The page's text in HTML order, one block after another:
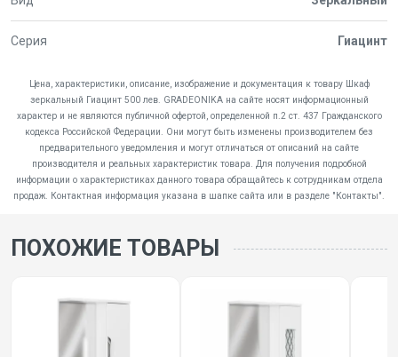
Серия Гиацинт
Цена, характеристики, описание, изображение и документация к товару Шкаф
зеркальный Гиацинт 500 лев. GRADEONIKA на сайте носят информационный
характер и не являются публичной офертой, определенной п.2 ст. 437 Гражданского
кодекса Российской Федерации. Они могут быть изменены производителем без
предварительного уведомления и могут отличаться от описаний на сайте
производителя и реальных характеристик товара. Для получения подробной
информации о характеристиках данного товара обращайтесь к сотрудникам отдела
продаж. Контактная информация указана в шапке сайта или в разделе "Контакты".
ПОХОЖИЕ ТОВАРЫ